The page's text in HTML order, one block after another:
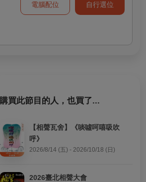
電腦配位 自行選位
購買此節目的人，也買了...
【相聲瓦舍】《啖噓呵嘻吸吹
呼》
2026/8/14 (五) - 2026/10/18 (日)
2026臺北相聲大會